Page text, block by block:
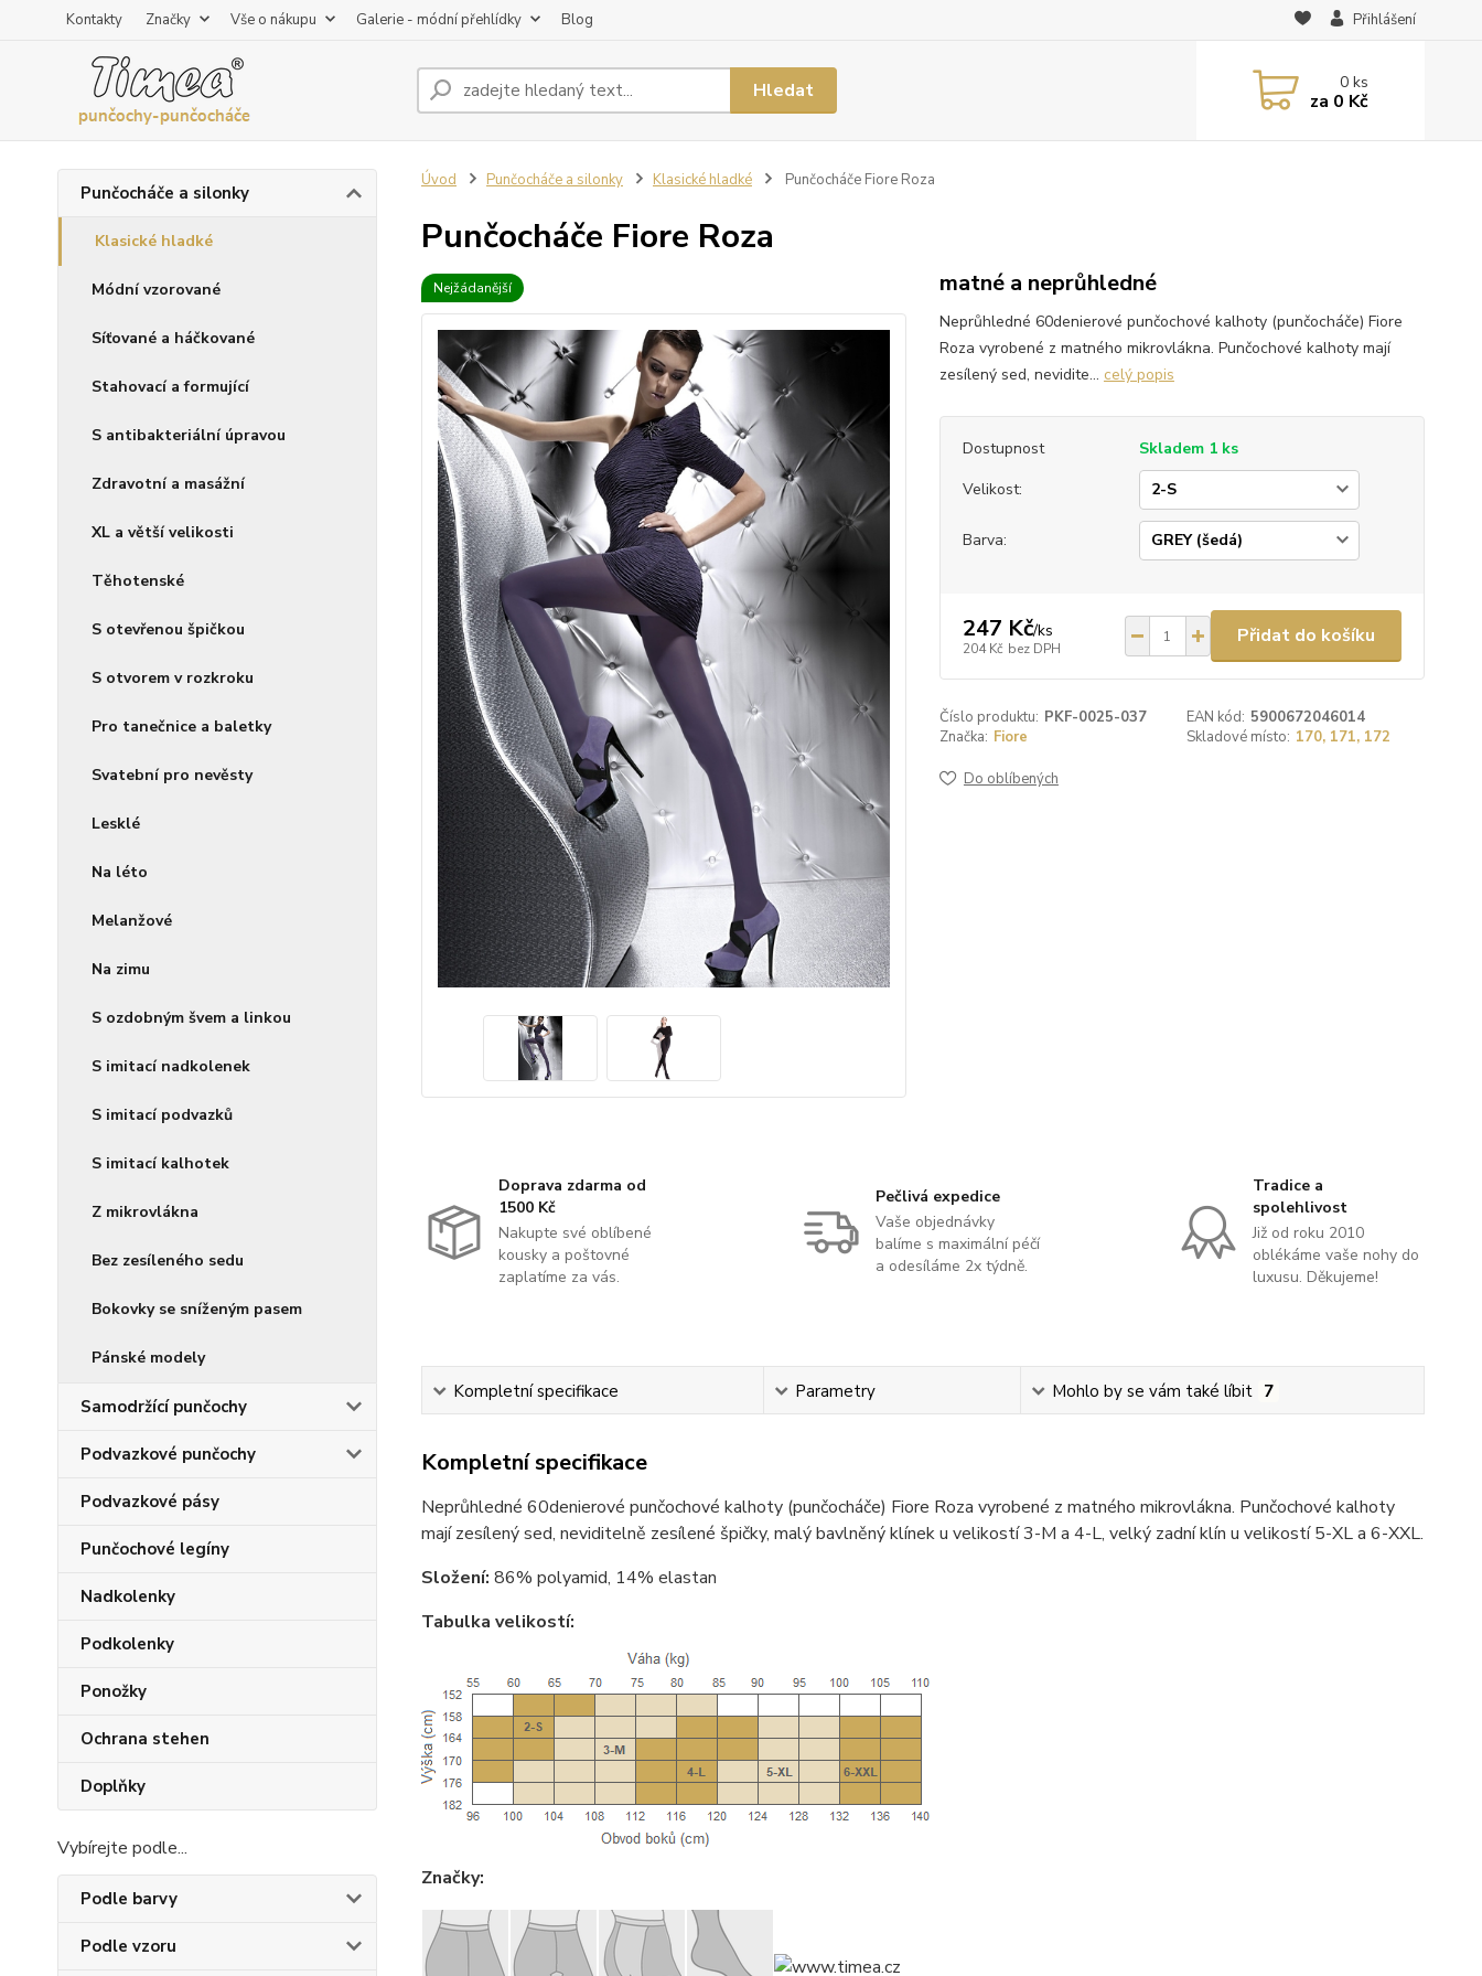
Kontakty Značky Vše o nákupu Galerie - módní přehlídky Blog Přihlášení
Hledat 0ks
za 0 Kč
Punčocháče a silonky
Klasické hladké
Módní vzorované
Síťované a háčkované
Stahovací a formující
S antibakteriální úpravou
Zdravotní a masážní
XL a větší velikosti
Těhotenské
S otevřenou špičkou
S otvorem v rozkroku
Pro tanečnice a baletky
Svatební pro nevěsty
Lesklé
Na léto
Melanžové
Na zimu
S ozdobným švem a linkou
S imitací nadkolenek
S imitací podvazků
S imitací kalhotek
Z mikrovlákna
Bez zesíleného sedu
Bokovky se sníženým pasem
Pánské modely
Samodržící punčochy
Podvazkové punčochy
Podvazkové pásy
Punčochové legíny
Nadkolenky
Podkolenky
Ponožky
Ochrana stehen
Doplňky
Vybírejte podle...
Podle barvy
Podle vzoru
Úvod Punčocháče a silonky Klasické hladké Punčocháče Fiore Roza
Punčocháče Fiore Roza
Nejžádanější matné a neprůhledné
Neprůhledné 60denierové punčochové kalhoty (punčocháče) Fiore
Roza vyrobené z matného mikrovlákna. Punčochové kalhoty mají
zesílený sed, nevidite... celý popis
Dostupnost
Skladem 1 ks
Velikost:
Barva:
247 Kč/ks
204 Kč bez DPH
Přidat do košíku
Číslo produktu: PKF-0025-037 EAN kód: 5900672046014
Značka: Fiore Skladové místo: 170, 171, 172
Do oblíbených
Doprava zdarma od
1500 Kč
Nakupte své oblíbené
kousky a poštovné
zaplatíme za vás.
Pečlivá expedice
Vaše objednávky
balíme s maximální péčí
a odesíláme 2x týdně.
Tradice a
spolehlivost
Již od roku 2010
oblékáme vaše nohy do
luxusu. Děkujeme!
Kompletní specifikace Parametry Mohlo by se vám také líbit 7
Kompletní specifikace
Neprůhledné 60denierové punčochové kalhoty (punčocháče) Fiore Roza vyrobené z matného mikrovlákna. Punčochové kalhoty
mají zesílený sed, neviditelně zesílené špičky, malý bavlněný klínek u velikostí 3-M a 4-L, velký zadní klín u velikostí 5-XL a 6-XXL.
Složení: 86% polyamid, 14% elastan
Tabulka velikostí:
Značky: